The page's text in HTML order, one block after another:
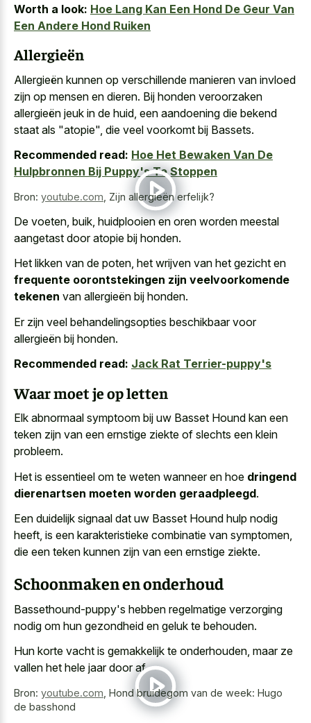
Worth a look: Hoe Lang Kan Een Hond De Geur Van
Een Andere Hond Ruiken
Allergieën
Allergieën kunnen op verschillende manieren van invloed
zijn op mensen en dieren. Bij honden veroorzaken
allergieën jeuk in de huid, een aandoening die bekend
staat als "atopie", die veel voorkomt bij Bassets.
Recommended read: Hoe Het Bewaken Van De
Hulpbronnen Bij Puppy's Te Stoppen
Bron: youtube.com Zijn allergieën erfelijk?
De voeten, buik, huidplooien en oren worden meestal
aangetast door atopie bij honden.
Het likken van de poten, het wrijven van het gezicht en
frequente oorontstekingen zijn veelvoorkomende
tekenen van allergieën bij honden.
Er zijn veel behandelingsopties beschikbaar voor
allergieën bij honden.
Recommended read: Jack Rat Terrier-puppy's
Waar moet je op letten
Elk abnormaal symptoom bij uw Basset Hound kan een
teken zijn van een ernstige ziekte of slechts een klein
probleem.
Het is essentieel om te weten wanneer en hoe dringend
dierenartsen moeten worden geraadpleegd.
Een duidelijk signaal dat uw Basset Hound hulp nodig
heeft, is een karakteristieke combinatie van symptomen,
die een teken kunnen zijn van een ernstige ziekte.
Schoonmaken en onderhoud
Bassethound-puppy's hebben regelmatige verzorging
nodig om hun gezondheid en geluk te behouden.
Hun korte vacht is gemakkelijk te onderhouden, maar ze
vallen het hele jaar door af.
Bron: youtube.com Hond bruidegom van de week: Hugo
de basshond